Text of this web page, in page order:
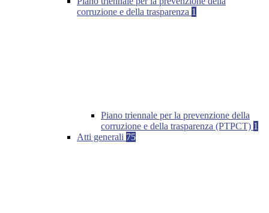
corruzione e della trasparenza 1
Piano triennale per la prevenzione della
corruzione e della trasparenza (PTPCT) 1
Atti generali 75